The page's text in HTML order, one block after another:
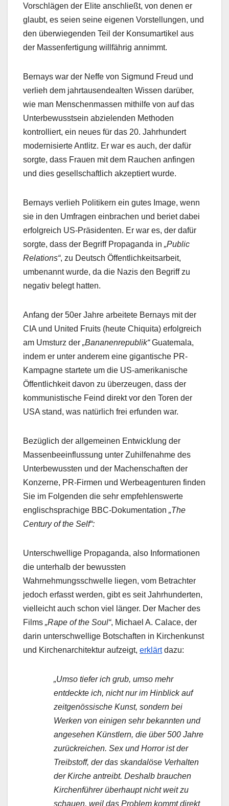
Vorschlägen der Elite anschließt, von denen er
glaubt, es seien seine eigenen Vorstellungen, und
den überwiegenden Teil der Konsumartikel aus
der Massenfertigung willfährig annimmt.
Bernays war der Neffe von Sigmund Freud und
verlieh dem jahrtausendealten Wissen darüber,
wie man Menschenmassen mithilfe von auf das
Unterbewusstsein abzielenden Methoden
kontrolliert, ein neues für das 20. Jahrhundert
modernisierte Antlitz. Er war es auch, der dafür
sorgte, dass Frauen mit dem Rauchen anfingen
und dies gesellschaftlich akzeptiert wurde.
Bernays verlieh Politikern ein gutes Image, wenn
sie in den Umfragen einbrachen und beriet dabei
erfolgreich US-Präsidenten. Er war es, der dafür
sorgte, dass der Begriff Propaganda in „Public
Relations“, zu Deutsch Öffentlichkeitsarbeit,
umbenannt wurde, da die Nazis den Begriff zu
negativ belegt hatten.
Anfang der 50er Jahre arbeitete Bernays mit der
CIA und United Fruits (heute Chiquita) erfolgreich
am Umsturz der „Bananenrepublik“Guatemala,
indem er unter anderem eine gigantische PR-
Kampagne startete um die US-amerikanische
Öffentlichkeit davon zu überzeugen, dass der
kommunistische Feind direkt vor den Toren der
USA stand, was natürlich frei erfunden war.
Bezüglich der allgemeinen Entwicklung der
Massenbeeinflussung unter Zuhilfenahme des
Unterbewussten und der Machenschaften der
Konzerne, PR-Firmen und Werbeagenturen finden
Sie im Folgenden die sehr empfehlenswerte
englischsprachige BBC-Dokumentation „The
Century of the Self“:
Unterschwellige Propaganda, also Informationen
die unterhalb der bewussten
Wahrnehmungsschwelle liegen, vom Betrachter
jedoch erfasst werden, gibt es seit Jahrhunderten,
vielleicht auch schon viel länger. Der Macher des
Films „Rape of the Soul“, Michael A. Calace, der
darin unterschwellige Botschaften in Kirchenkunst
und Kirchenarchitektur aufzeigt, erklärtdazu:
„Umso tiefer ich grub, umso mehr
entdeckte ich, nicht nur im Hinblick auf
zeitgenössische Kunst, sondern bei
Werken von einigen sehr bekannten und
angesehen Künstlern, die über 500 Jahre
zurückreichen. Sex und Horror ist der
Treibstoff, der das skandalöse Verhalten
der Kirche antreibt. Deshalb brauchen
Kirchenführer überhaupt nicht weit zu
schauen, weil das Problem kommt direkt